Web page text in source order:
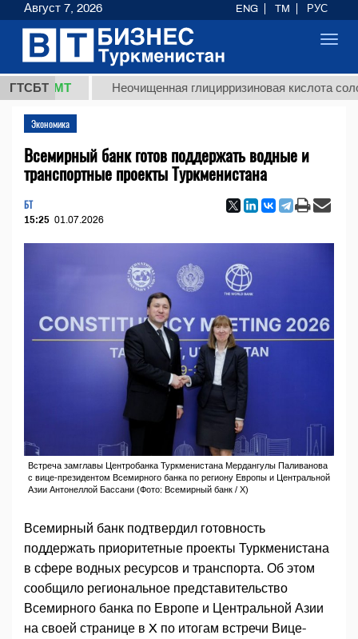
ГТСБТ
ТМТ Неочищенная глицирризиновая кислота
Экономика
Всемирный банк готов поддержать водные и
транспортные проекты Туркменистана
БТ
15:25 01.07.2026
Встреча замглавы Центробанка Туркменистана Мердангулы Паливанова
с вице-президентом Всемирного банка по региону Европы и Центральной
Азии Антонеллой Бассани (Фото: Всемирный банк / X)
Всемирный банк подтвердил готовность
поддержать приоритетные проекты Туркменистана
в сфере водных ресурсов и транспорта. Об этом
сообщило региональное представительство
Всемирного банка по Европе и Центральной Азии
на своей странице в X по итогам встречи Вице-
Август 7, 2026 ENG TM РУС